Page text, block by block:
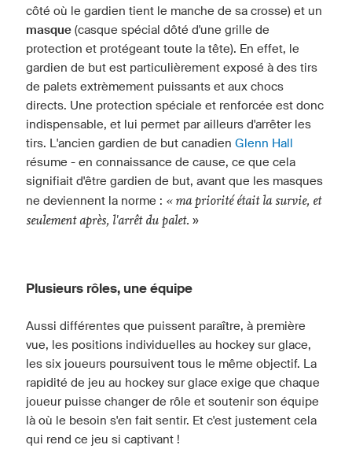
côté où le gardien tient le manche de sa crosse) et un
masque (casque spécial dôté d'une grille de
protection et protégeant toute la tête). En effet, le
gardien de but est particulièrement exposé à des tirs
de palets extrèmement puissants et aux chocs
directs. Une protection spéciale et renforcée est donc
indispensable, et lui permet par ailleurs d'arrêter les
tirs. L'ancien gardien de but canadien Glenn Hall
résume - en connaissance de cause, ce que cela
signifiait d'être gardien de but, avant que les masques
ne deviennent la norme : « ma priorité était la survie, et
seulement après, l'arrêt du palet. »
Plusieurs rôles, une équipe
Aussi différentes que puissent paraître, à première
vue, les positions individuelles au hockey sur glace,
les six joueurs poursuivent tous le même objectif. La
rapidité de jeu au hockey sur glace exige que chaque
joueur puisse changer de rôle et soutenir son équipe
là où le besoin s'en fait sentir. Et c'est justement cela
qui rend ce jeu si captivant !